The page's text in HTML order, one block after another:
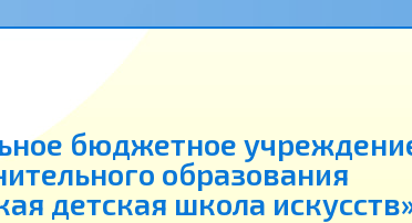
бюджетное
образования
детская школа